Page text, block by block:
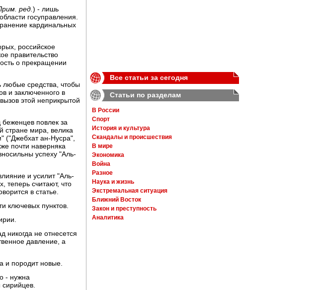
ред. ) - лишь
госуправления.
кардинальных
российское
правительство
о прекращении
любые средства, чтобы
и заключенного в
этой неприкрытой
повлек за
стране мира, велика
("Джебхат ан-Нусра",
почти наверняка
успеху "Аль-
и усилит "Аль-
теперь считают, что
в статье.
ключевых пунктов.
никогда не отнесется
давление, а
и породит новые.
- нужна
Все статьи за сегодня
Статьи по разделам
В России
Спорт
История и культура
Скандалы и происшествия
В мире
Экономика
Война
Разное
Наука и жизнь
Экстремальная ситуация
Ближний Восток
Закон и преступность
Аналитика